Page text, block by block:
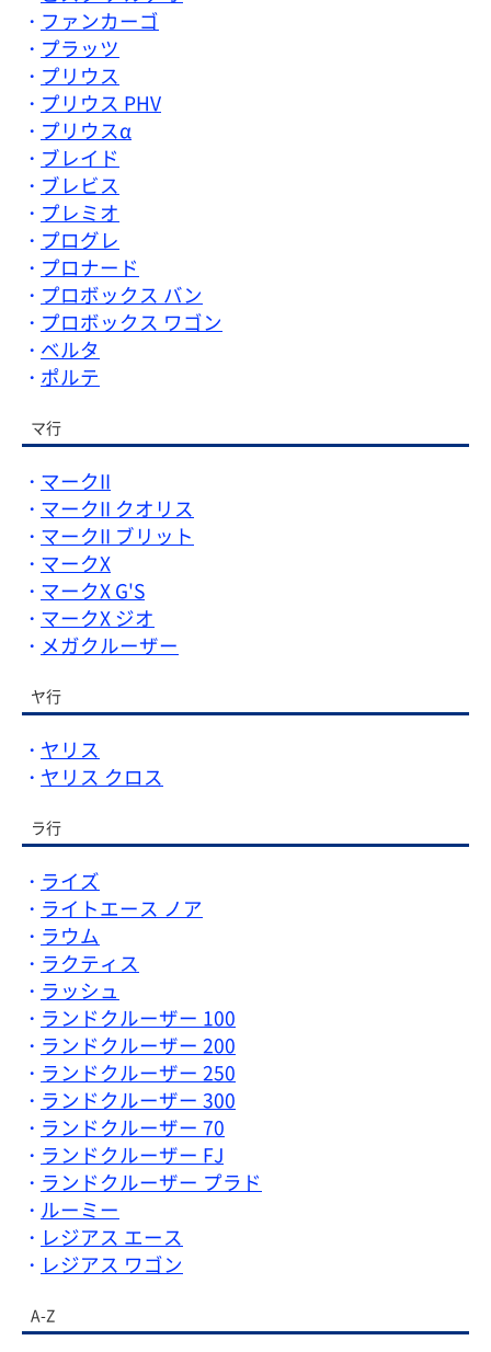
ファンカーゴ
プラッツ
プリウス
プリウス PHV
プリウスα
ブレイド
ブレビス
プレミオ
プログレ
プロナード
プロボックス バン
プロボックス ワゴン
ベルタ
ポルテ
マ行
マークII
マークII クオリス
マークII ブリット
マークX
マークX G'S
マークX ジオ
メガクルーザー
ヤ行
ヤリス
ヤリス クロス
ラ行
ライズ
ライトエース ノア
ラウム
ラクティス
ラッシュ
ランドクルーザー 100
ランドクルーザー 200
ランドクルーザー 250
ランドクルーザー 300
ランドクルーザー 70
ランドクルーザー FJ
ランドクルーザー プラド
ルーミー
レジアス エース
レジアス ワゴン
A-Z